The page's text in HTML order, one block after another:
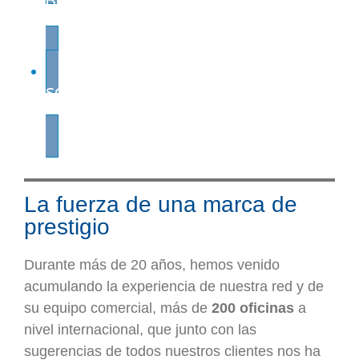
DE PRINCIPIO A FIN
SOPORTE GLOBAL
La fuerza de una marca de
prestigio
Durante más de 20 años, hemos venido
acumulando la experiencia de nuestra red y de
su equipo comercial, más de 200 oficinas a
nivel internacional, que junto con las
sugerencias de todos nuestros clientes nos ha